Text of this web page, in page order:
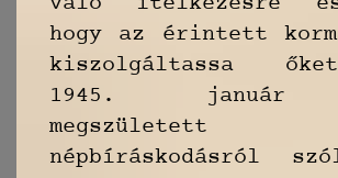
hogy az érintett
kiszolgáltassa
1945. január
népbíráskodásról